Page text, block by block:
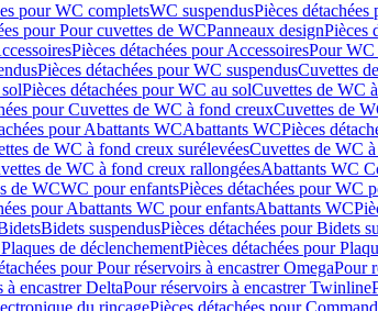
pour WC completsWC suspendusPièces
pour Pour cuvettes de WCPanneaux designPièces
Pièces détachées pour AccessoiresPour WC
Pièces détachées pour WC suspendusCuvettes
Pièces détachées pour WC au solCuvettes de WC
pour Cuvettes de WC à fond creuxCuvettes de
pour Abattants WCAbattants WCPièces
de WC à fond creux surélevéesCuvettes de WC
de WC à fond creux rallongéesAbattants WC
de WCWC pour enfantsPièces détachées pour WC
pour Abattants WC pour enfantsAbattants WC
Bidets suspendusPièces détachées pour Bidets
Plaques de déclenchementPièces détachées pour
pour Pour réservoirs à encastrer OmegaPour
à encastrer DeltaPour réservoirs à encastrer Twinline
du rinçagePièces détachées pour